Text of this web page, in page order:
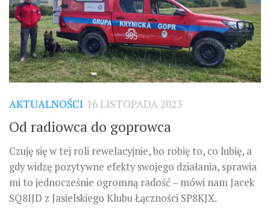
AKTUALNOŚCI 16 LISTOPADA 2023
Od radiowca do goprowca
Czuję się w tej roli rewelacyjnie, bo robię to, co lubię, a
gdy widzę pozytywne efekty swojego działania, sprawia
mi to jednocześnie ogromną radość – mówi nam Jacek
SQ8IJD z Jasielskiego Klubu Łączności SP8KJX.